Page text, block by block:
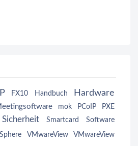
FX10 Handbuch Hardware
mok PCoIP
PXE
Sicherheit Smartcard Software
VMwareView VMwareView